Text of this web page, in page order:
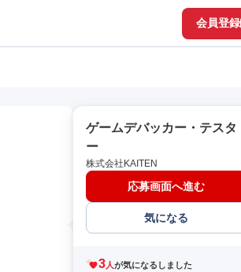
会員登録
ゲームデバッカー・テスタ
ー
株式会社KAITEN
応募画面へ進む
気になる
3人が気になるしました